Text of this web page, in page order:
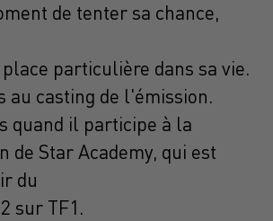
de tenter sa chance,
particulière dans sa vie.
au casting de l'émission.
quand il participe à la
de Star Academy, qui est
du
sur TF1.